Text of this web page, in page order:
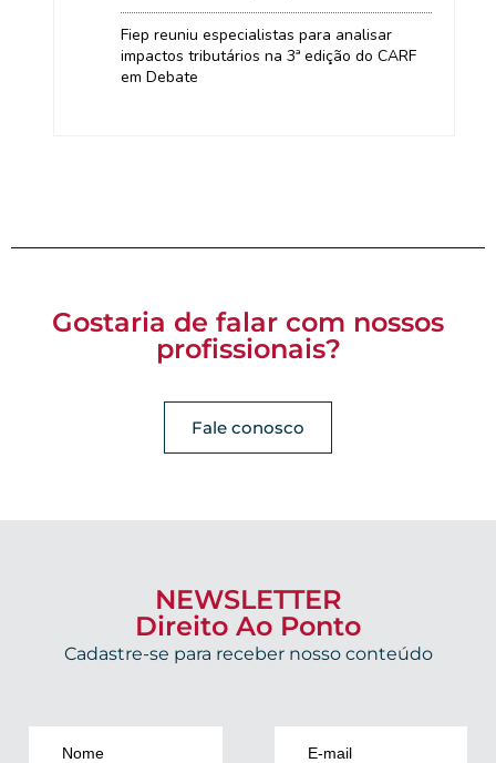
Fiep reuniu especialistas para analisar
impactos tributários na 3ª edição do CARF
em Debate
Gostaria de falar com nossos
profissionais?
Fale conosco
NEWSLETTER
Direito Ao Ponto
Cadastre-se para receber nosso conteúdo